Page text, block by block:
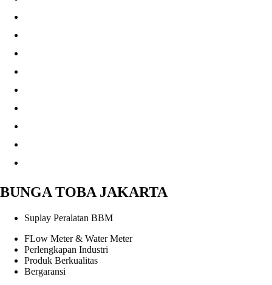
BUNGA TOBA JAKARTA
Suplay Peralatan BBM
FLow Meter & Water Meter
Perlengkapan Industri
Produk Berkualitas
Bergaransi